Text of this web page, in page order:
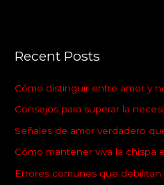
c
f
o
r
:
Recent Posts
Cómo distinguir entre amor y
Consejos para superar la
Señales de amor verdadero
Cómo mantener viva la chispa
Errores comunes que